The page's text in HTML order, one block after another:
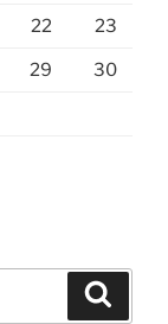
22 23
29 30